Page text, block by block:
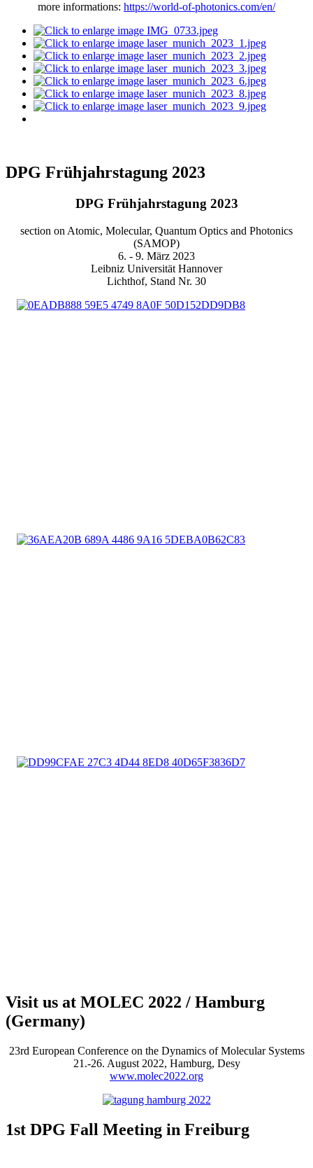
more informations: https://world-of-photonics.com/en/
DPG Frühjahrstagung 2023
DPG Frühjahrstagung 2023
section on Atomic, Molecular, Quantum Optics and Photonics
(SAMOP)
6. - 9. März 2023
Leibniz Universität Hannover
Lichthof, Stand Nr. 30
Visit us at MOLEC 2022 / Hamburg
(Germany)
23rd European Conference on the Dynamics of Molecular Systems
21.-26. August 2022, Hamburg, Desy
www.molec2022.org
1st DPG Fall Meeting in Freiburg